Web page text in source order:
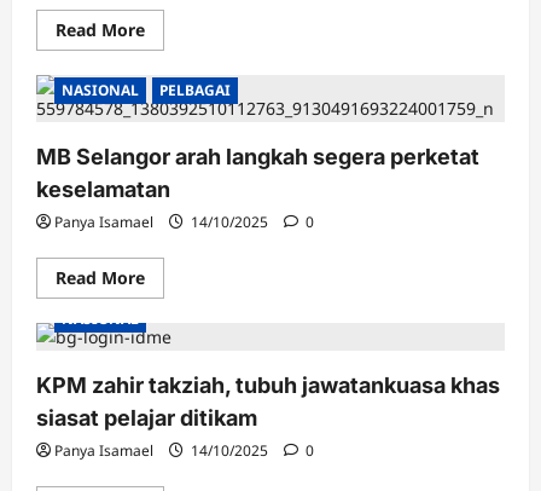
Read MoreRead
more
Insiden
pelajar
maut
tamparan
hebat
kepada
KPM
NASIONAL PELBAGAI
MB Selangor arah langkah segera perketat
keselamatan
Panya Isamael 14/10/2025 0
Read MoreRead
more
MB
Selangor
langkah
segera
perketat
keselamatan
NASIONAL
KPM zahir takziah, tubuh jawatankuasa khas
siasat pelajar ditikam
Panya Isamael 14/10/2025 0